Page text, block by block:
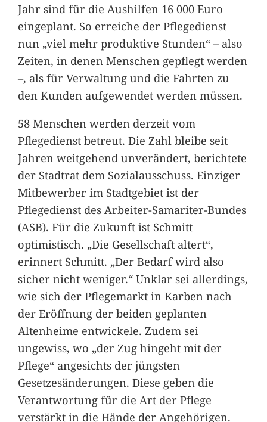
Jahr sind für die Aushilfen 16 000 Euro
eingeplant. So erreiche der Pflegedienst
nun „viel mehr produktive Stunden“ – also
Zeiten, in denen Menschen gepflegt werden
–, als für Verwaltung und die Fahrten zu
den Kunden aufgewendet werden müssen.
58 Menschen werden derzeit vom
Pflegedienst betreut. Die Zahl bleibe seit
Jahren weitgehend unverändert, berichtete
der Stadtrat dem Sozialausschuss. Einziger
Mitbewerber im Stadtgebiet ist der
Pflegedienst des Arbeiter-Samariter-Bundes
(ASB). Für die Zukunft ist Schmitt
optimistisch. „Die Gesellschaft altert“,
erinnert Schmitt. „Der Bedarf wird also
sicher nicht weniger.“ Unklar sei allerdings,
wie sich der Pflegemarkt in Karben nach
der Eröffnung der beiden geplanten
Altenheime entwickele. Zudem sei
ungewiss, wo „der Zug hingeht mit der
Pflege“ angesichts der jüngsten
Gesetzesänderungen. Diese geben die
Verantwortung für die Art der Pflege
verstärkt in die Hände der Angehörigen.